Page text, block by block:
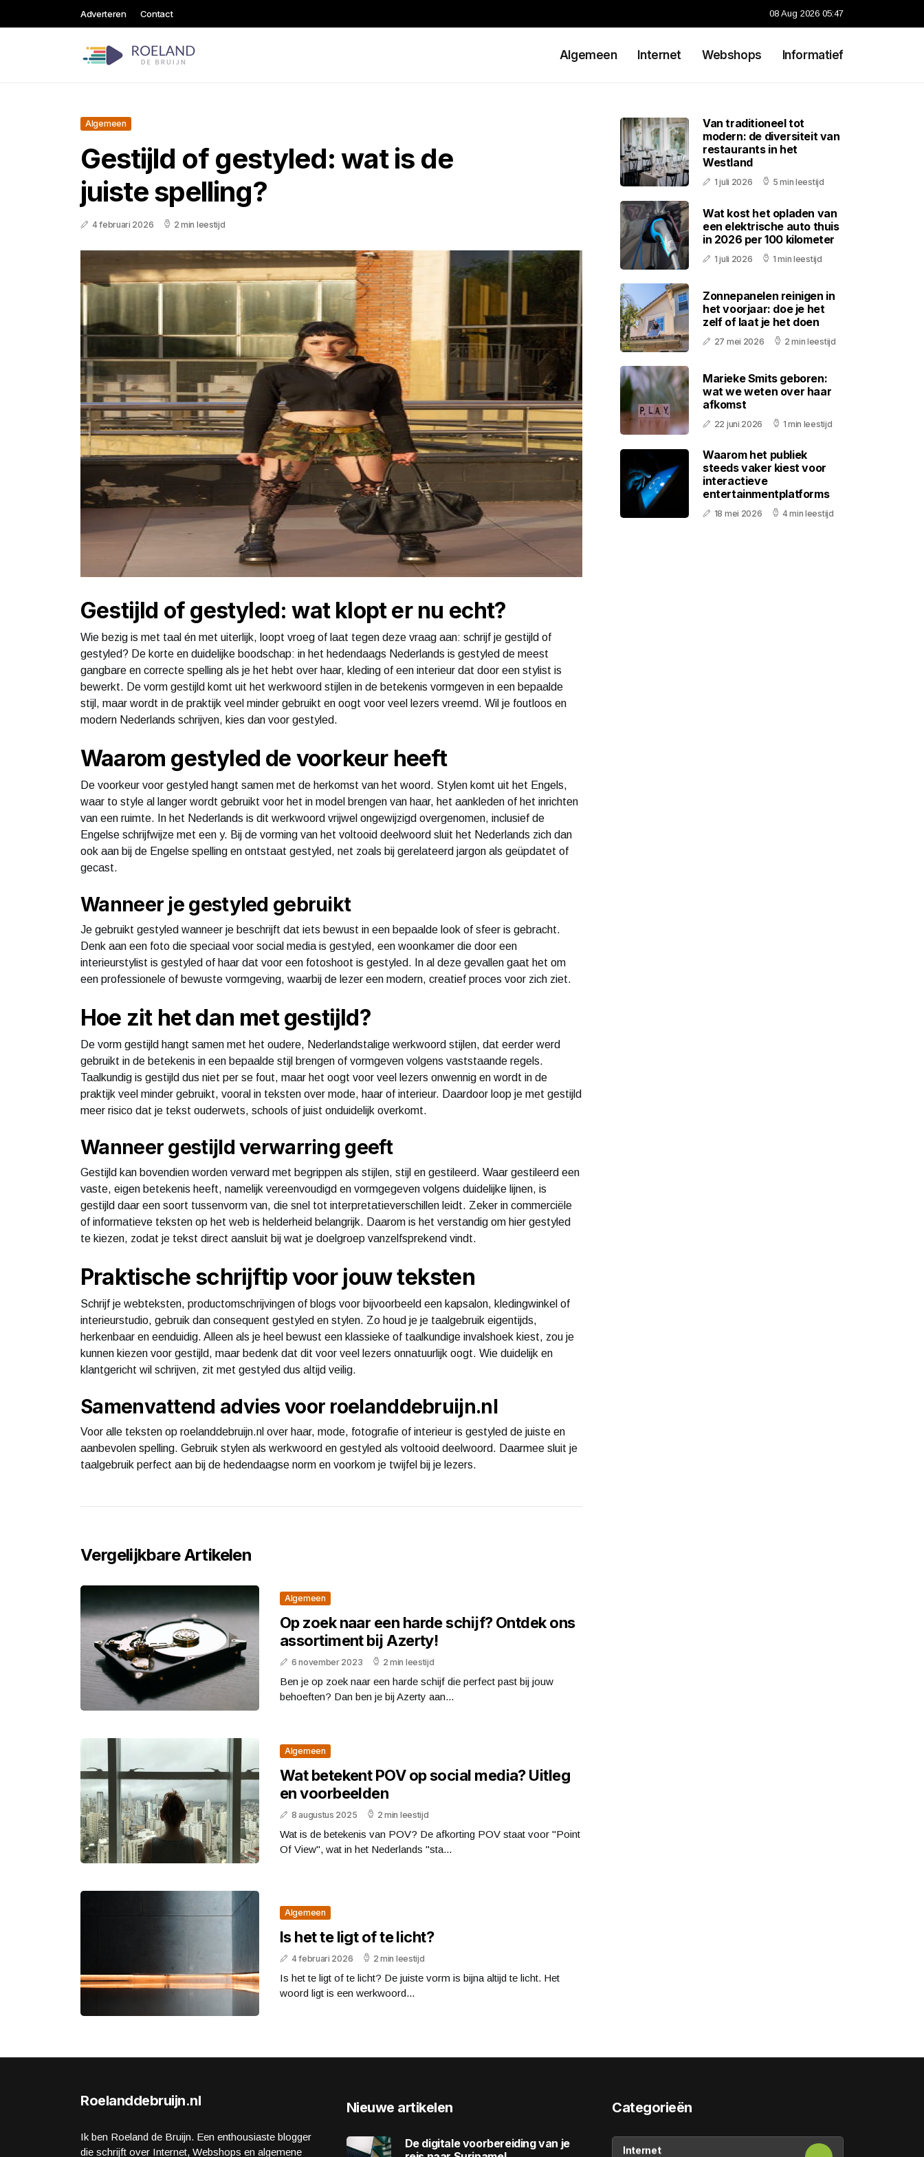
Adverteren Contact 08 Aug 2026 05:47
Algemeen Internet Webshops Informatief
Algemeen
Gestijld of gestyled: wat is de
juiste spelling?
4 februari 2026 2 min leestijd
Gestijld of gestyled: wat klopt er nu echt?
Wie bezig is met taal én met uiterlijk, loopt vroeg of laat tegen deze vraag aan: schrijf je gestijld of
gestyled? De korte en duidelijke boodschap: in het hedendaags Nederlands is gestyled de meest
gangbare en correcte spelling als je het hebt over haar, kleding of een interieur dat door een stylist is
bewerkt. De vorm gestijld komt uit het werkwoord stijlen in de betekenis vormgeven in een bepaalde
stijl, maar wordt in de praktijk veel minder gebruikt en oogt voor veel lezers vreemd. Wil je foutloos en
modern Nederlands schrijven, kies dan voor gestyled.
Waarom gestyled de voorkeur heeft
De voorkeur voor gestyled hangt samen met de herkomst van het woord. Stylen komt uit het Engels,
waar to style al langer wordt gebruikt voor het in model brengen van haar, het aankleden of het inrichten
van een ruimte. In het Nederlands is dit werkwoord vrijwel ongewijzigd overgenomen, inclusief de
Engelse schrijfwijze met een y. Bij de vorming van het voltooid deelwoord sluit het Nederlands zich dan
ook aan bij de Engelse spelling en ontstaat gestyled, net zoals bij gerelateerd jargon als geüpdatet of
gecast.
Wanneer je gestyled gebruikt
Je gebruikt gestyled wanneer je beschrijft dat iets bewust in een bepaalde look of sfeer is gebracht.
Denk aan een foto die speciaal voor social media is gestyled, een woonkamer die door een
interieurstylist is gestyled of haar dat voor een fotoshoot is gestyled. In al deze gevallen gaat het om
een professionele of bewuste vormgeving, waarbij de lezer een modern, creatief proces voor zich ziet.
Hoe zit het dan met gestijld?
De vorm gestijld hangt samen met het oudere, Nederlandstalige werkwoord stijlen, dat eerder werd
gebruikt in de betekenis in een bepaalde stijl brengen of vormgeven volgens vaststaande regels.
Taalkundig is gestijld dus niet per se fout, maar het oogt voor veel lezers onwennig en wordt in de
praktijk veel minder gebruikt, vooral in teksten over mode, haar of interieur. Daardoor loop je met gestijld
meer risico dat je tekst ouderwets, schools of juist onduidelijk overkomt.
Wanneer gestijld verwarring geeft
Gestijld kan bovendien worden verward met begrippen als stijlen, stijl en gestileerd. Waar gestileerd een
vaste, eigen betekenis heeft, namelijk vereenvoudigd en vormgegeven volgens duidelijke lijnen, is
gestijld daar een soort tussenvorm van, die snel tot interpretatieverschillen leidt. Zeker in commerciële
of informatieve teksten op het web is helderheid belangrijk. Daarom is het verstandig om hier gestyled
te kiezen, zodat je tekst direct aansluit bij wat je doelgroep vanzelfsprekend vindt.
Praktische schrijftip voor jouw teksten
Schrijf je webteksten, productomschrijvingen of blogs voor bijvoorbeeld een kapsalon, kledingwinkel of
interieurstudio, gebruik dan consequent gestyled en stylen. Zo houd je je taalgebruik eigentijds,
herkenbaar en eenduidig. Alleen als je heel bewust een klassieke of taalkundige invalshoek kiest, zou je
kunnen kiezen voor gestijld, maar bedenk dat dit voor veel lezers onnatuurlijk oogt. Wie duidelijk en
klantgericht wil schrijven, zit met gestyled dus altijd veilig.
Samenvattend advies voor roelanddebruijn.nl
Voor alle teksten op roelanddebruijn.nl over haar, mode, fotografie of interieur is gestyled de juiste en
aanbevolen spelling. Gebruik stylen als werkwoord en gestyled als voltooid deelwoord. Daarmee sluit je
taalgebruik perfect aan bij de hedendaagse norm en voorkom je twijfel bij je lezers.
Vergelijkbare Artikelen
Algemeen
Op zoek naar een harde schijf? Ontdek ons
assortiment bij Azerty!
6 november 2023 2 min leestijd
Ben je op zoek naar een harde schijf die perfect past bij jouw
behoeften? Dan ben je bij Azerty aan...
Algemeen
Wat betekent POV op social media? Uitleg
en voorbeelden
8 augustus 2025 2 min leestijd
Wat is de betekenis van POV? De afkorting POV staat voor "Point
Of View", wat in het Nederlands "sta...
Algemeen
Is het te ligt of te licht?
4 februari 2026 2 min leestijd
Is het te ligt of te licht? De juiste vorm is bijna altijd te licht. Het
woord ligt is een werkwoord...
Van traditioneel tot
modern: de diversiteit van
restaurants in het
Westland
1 juli 2026 5 min leestijd
Wat kost het opladen van
een elektrische auto thuis
in 2026 per 100 kilometer
1 juli 2026 1 min leestijd
Zonnepanelen reinigen in
het voorjaar: doe je het
zelf of laat je het doen
27 mei 2026 2 min leestijd
Marieke Smits geboren:
wat we weten over haar
afkomst
22 juni 2026 1 min leestijd
Waarom het publiek
steeds vaker kiest voor
interactieve
entertainmentplatforms
18 mei 2026 4 min leestijd
Roelanddebruijn.nl
Ik ben Roeland de Bruijn. Een enthousiaste blogger
die schrijft over Internet, Webshops en algemene
Nieuwe artikelen
De digitale voorbereiding van je
Categorieën
Internet